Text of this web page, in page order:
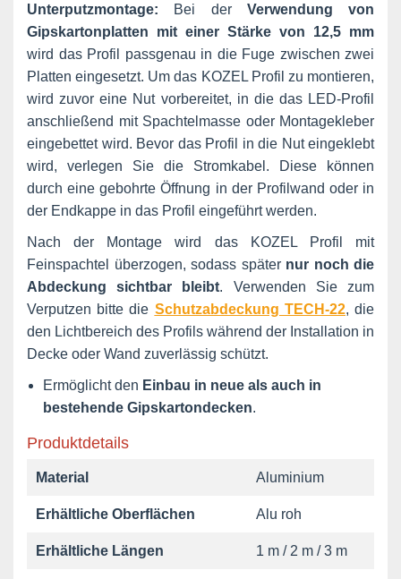
Unterputzmontage: Bei der Verwendung von
Gipskartonplatten mit einer Stärke von 12,5 mm
wird das Profil passgenau in die Fuge zwischen zwei
Platten eingesetzt. Um das KOZEL Profil zu montieren,
wird zuvor eine Nut vorbereitet, in die das LED-Profil
anschließend mit Spachtelmasse oder Montagekleber
eingebettet wird. Bevor das Profil in die Nut eingeklebt
wird, verlegen Sie die Stromkabel. Diese können
durch eine gebohrte Öffnung in der Profilwand oder in
der Endkappe in das Profil eingeführt werden.
Nach der Montage wird das KOZEL Profil mit
Feinspachtel überzogen, sodass später nur noch die
Abdeckung sichtbar bleibt. Verwenden Sie zum
Verputzen bitte die Schutzabdeckung TECH-22, die
den Lichtbereich des Profils während der Installation in
Decke oder Wand zuverlässig schützt.
Ermöglicht den Einbau in neue als auch in
bestehende Gipskartondecken.
Produktdetails
Material Aluminium
Erhältliche Oberflächen Alu roh
Erhältliche Längen 1 m / 2 m / 3 m